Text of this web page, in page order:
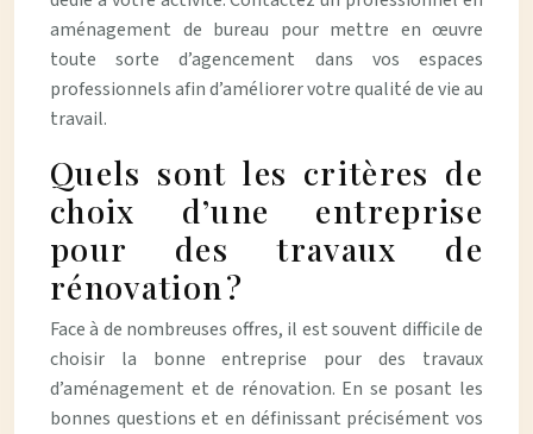
aménagement de bureau pour mettre en œuvre
toute sorte d’agencement dans vos espaces
professionnels afin d’améliorer votre qualité de vie au
travail.
Quels sont les critères de
choix d’une entreprise
pour des travaux de
rénovation ?
Face à de nombreuses offres, il est souvent difficile de
choisir la bonne entreprise pour des travaux
d’aménagement et de rénovation. En se posant les
bonnes questions et en définissant précisément vos